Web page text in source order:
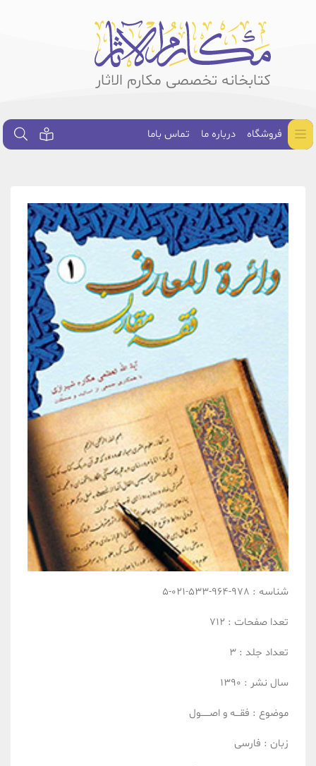
کتابخانه تخصصی مکارم الاثار
فروشگاه درباره ما تماس باما
شناسه : 978-964-533-021-5
تعدا صفحات : 712
تعداد جلد : 3
سال نشر : 1390
موضوع : فقـــه و اصــــــول
زبان : فارسی